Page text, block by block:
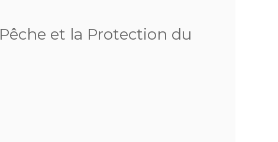
et la Protection du